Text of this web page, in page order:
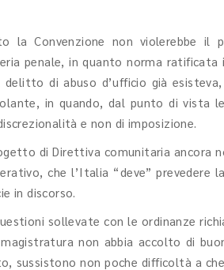
la Convenzione non violerebbe il
penale, in quanto norma ratificata
di abuso d’ufficio già
in quando, dal punto di vista
e non di imposizione.
di Direttiva comunitaria ancora
che l’Italia “deve” prevedere
in discorso.
sollevate con le ordinanze
non abbia accolto di
sussistono non poche difficoltà a